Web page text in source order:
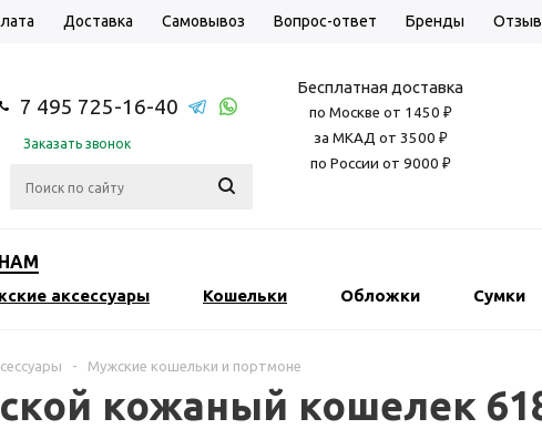
Доставка Самовывоз Вопрос-ответ Бренды
7 495 725-16-40
Заказать звонок
Бесплатная доставка
по Москве от 1450 ₽
за МКАД от 3500 ₽
по России от 9000 ₽
аксессуары Кошельки Обложки Сумки
- Мужские кошельки и портмоне
кожаный кошелек